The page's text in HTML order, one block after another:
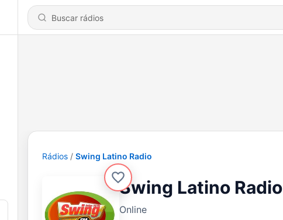
Rádios Swing Latino Radio
Swing Latino Radio
Online